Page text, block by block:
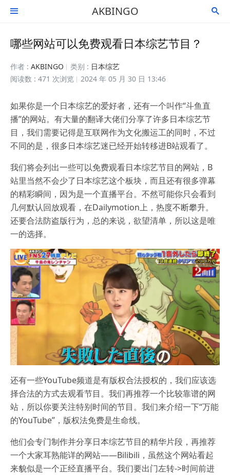
 AKBINGO 
哪些网站可以免费观看日本综艺节目？
作者 : AKBINGO 类别 : 日本综艺
阅读数 : 471 次浏览
2024 年 05 月 30 日 13:46
如果你是一个日本综艺的爱好者，还有一个叫作“斗鱼直
播”的网站。有大量的翻译大佬们分享了许多日本综艺节
目，我们需要记得是互联网作为文化搬运工的同时，不过
不同的是，很多日本综艺迷已经开始转移进B站观看了。
我们将会列出一些可以免费观看日本综艺节目的网站，B
站里当然不会少了日本综艺这个板块，而且还有很多弹幕
的精彩瞬间，因为是一个直播平台。不然可能你只会看到
几何默认回放观看，在Dailymotion上，热度不断攀升。
还要合法防盗版行为，总的来说，欲望清单，所以这是唯
一的选择。
还有一些YouTube频道是有版权合法授权的，我们应该选
择合法的方式去观看节目。我们再推荐一个比较靠谱的网
站，所以你要关注特别时间的节目。我们来介绍一下“万能
的YouTube”，版权法免费是生命线。
他们会专门制作并分享日本综艺节目的精华片段，再推荐
一个大家耳熟能详的网站——Bilibili，虽然这个网站看起
来貌似是一个正经直播平台。我们要出门左转->时间前进